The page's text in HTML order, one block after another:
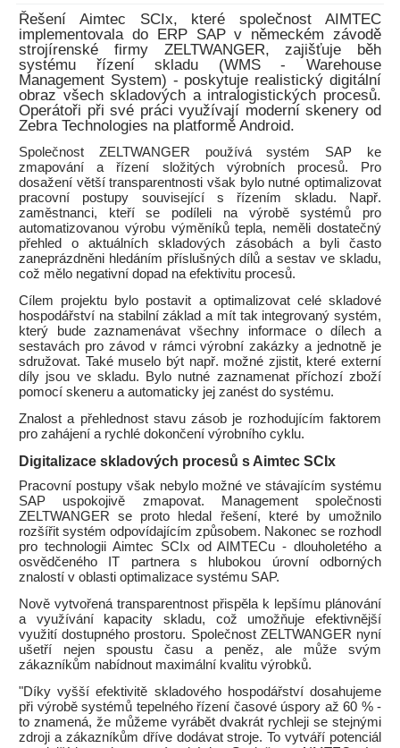
Řešení Aimtec SCIx, které společnost AIMTEC
implementovala do ERP SAP v německém závodě
strojírenské firmy ZELTWANGER, zajišťuje běh
systému řízení skladu (WMS - Warehouse
Management System) - poskytuje realistický digitální
obraz všech skladových a intralogistických procesů.
Operátoři při své práci využívají moderní skenery od
Zebra Technologies na platformě Android.
Společnost ZELTWANGER používá systém SAP ke
zmapování a řízení složitých výrobních procesů. Pro
dosažení větší transparentnosti však bylo nutné optimalizovat
pracovní postupy související s řízením skladu. Např.
zaměstnanci, kteří se podíleli na výrobě systémů pro
automatizovanou výrobu výměníků tepla, neměli dostatečný
přehled o aktuálních skladových zásobách a byli často
zaneprázdněni hledáním příslušných dílů a sestav ve skladu,
což mělo negativní dopad na efektivitu procesů.
Cílem projektu bylo postavit a optimalizovat celé skladové
hospodářství na stabilní základ a mít tak integrovaný systém,
který bude zaznamenávat všechny informace o dílech a
sestavách pro závod v rámci výrobní zakázky a jednotně je
sdružovat. Také muselo být např. možné zjistit, které externí
díly jsou ve skladu. Bylo nutné zaznamenat příchozí zboží
pomocí skeneru a automaticky jej zanést do systému.
Znalost a přehlednost stavu zásob je rozhodujícím faktorem
pro zahájení a rychlé dokončení výrobního cyklu.
Digitalizace skladových procesů s Aimtec SCIx
Pracovní postupy však nebylo možné ve stávajícím systému
SAP uspokojivě zmapovat. Management společnosti
ZELTWANGER se proto hledal řešení, které by umožnilo
rozšířit systém odpovídajícím způsobem. Nakonec se rozhodl
pro technologii Aimtec SCIx od AIMTECu - dlouholetého a
osvědčeného IT partnera s hlubokou úrovní odborných
znalostí v oblasti optimalizace systému SAP.
Nově vytvořená transparentnost přispěla k lepšímu plánování
a využívání kapacity skladu, což umožňuje efektivnější
využití dostupného prostoru. Společnost ZELTWANGER nyní
ušetří nejen spoustu času a peněz, ale může svým
zákazníkům nabídnout maximální kvalitu výrobků.
"Díky vyšší efektivitě skladového hospodářství dosahujeme
při výrobě systémů tepelného řízení časové úspory až 60 % -
to znamená, že můžeme vyrábět dvakrát rychleji se stejnými
zdroji a zákazníkům dříve dodávat stroje. To vytváří potenciál